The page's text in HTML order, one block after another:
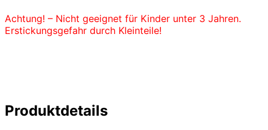
Achtung! – Nicht geeignet für Kinder unter 3 Jahren.
Erstickungsgefahr durch Kleinteile!
Produktdetails